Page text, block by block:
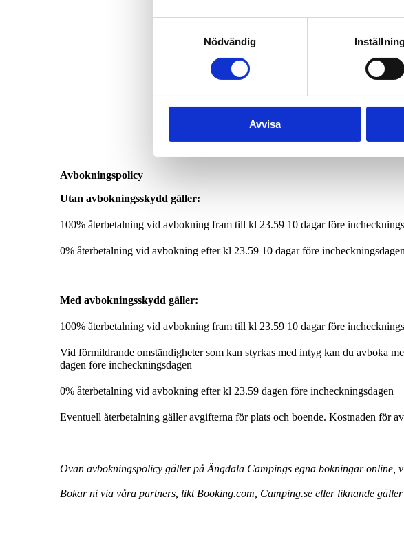
Nödvändig
Avvisa
Onlinebokning-
Avbokningspolicy
Utan avbokningsskydd gäller:
100% återbetalning vid avbokning fram till kl 23.59 10 dagar före
0% återbetalning vid avbokning efter kl 23.59 10 dagar före incheckningsdagen
Med avbokningsskydd gäller:
100% återbetalning vid avbokning fram till kl 23.59 10 dagar före
Vid förmildrande omständigheter som kan styrkas med intyg kan du avboka
dagen före incheckningsdagen
0% återbetalning vid avbokning efter kl 23.59 dagen före incheckningsdagen
Eventuell återbetalning gäller avgifterna för plats och boende. Kostnaden för
Ovan avbokningspolicy gäller på Ängdala Campings egna bokningar online,
Bokar ni via våra partners, likt Booking.com, Camping.se eller liknande gäller